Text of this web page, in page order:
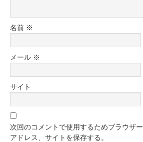
名前 ※
メール ※
サイト
次回のコメントで使用するためブラウザ
アドレス、サイトを保存する。